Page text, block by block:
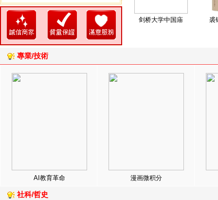
剑桥大学中国庙 裘
專業/技術
AI教育革命 漫画微积分
社科/哲史